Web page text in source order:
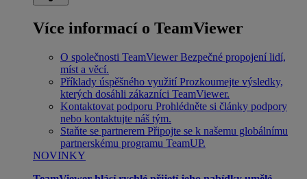
Více informací o TeamViewer
O společnosti TeamViewer Bezpečné propojení lidí,
míst a věcí.
Příklady úspěšného využití Prozkoumejte výsledky,
kterých dosáhli zákazníci TeamViewer.
Kontaktovat podporu Prohlédněte si články podpory
nebo kontaktujte náš tým.
Staňte se partnerem Připojte se k našemu globálnímu
partnerskému programu TeamUP.
NOVINKY